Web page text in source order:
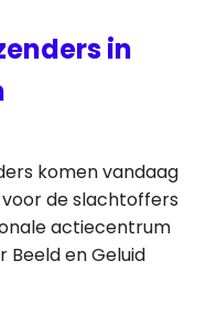
in
komen vandaag
de slachtoffers
actiecentrum
Beeld en Geluid